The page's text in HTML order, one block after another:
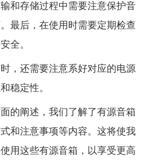
和存储过程中需要注意保护音
最后，在使用时需要定期检查
全。
，还需要注意系好对应的电源
稳定性。
的阐述，我们了解了有源音箱
和注意事项等内容。这将使我
用这些有源音箱，以享受更高